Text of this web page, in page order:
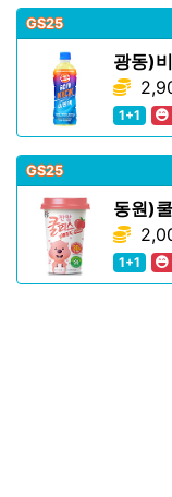
GS25
광동)
1+1
GS25
동원)
1+1